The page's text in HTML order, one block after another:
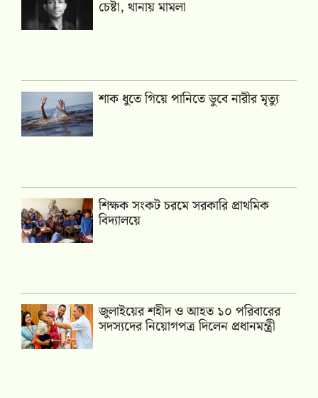
চেষ্টা, থানায় মামলা
শাক ধুতে গিয়ে পানিতে ডুবে নারীর মৃত্যু
শিক্ষক সংকট চরমে সরকারি প্রাথমিক
বিদ্যালয়ে
জুলাইয়ের শহীদ ও আহত ১০ পরিবারের
সদস্যদের নিয়োগপত্র দিলেন প্রধানমন্ত্রী